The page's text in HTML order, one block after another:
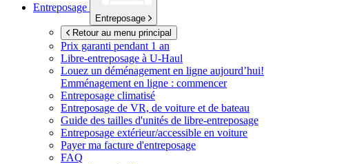
Entreposage
Entreposage
Retour au menu principal
Prix garanti pendant 1 an
Libre-entreposage à U-Haul
Louez un déménagement en ligne aujourd’hui!
Emménagement en ligne : commencer
Entreposage climatisé
Entreposage de VR, de voiture et de bateau
Guide des tailles d'unités de libre-entreposage
Entreposage extérieur/accessible en voiture
Payer ma facture d'entreposage
FAQ